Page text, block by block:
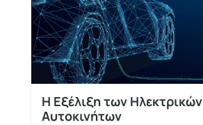
Η Εξέλιξη των Ηλεκτρικών
Αυτοκινήτων